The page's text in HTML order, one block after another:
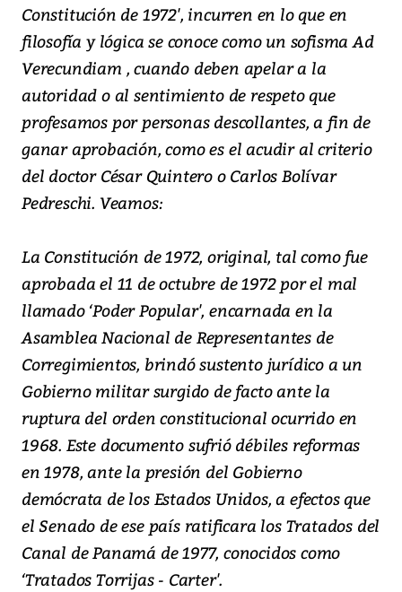
Constitución de 1972', incurren en lo que en
filosofía y lógica se conoce como un sofisma Ad
Verecundiam , cuando deben apelar a la
autoridad o al sentimiento de respeto que
profesamos por personas descollantes, a fin de
ganar aprobación, como es el acudir al criterio
del doctor César Quintero o Carlos Bolívar
Pedreschi. Veamos:
La Constitución de 1972, original, tal como fue
aprobada el 11 de octubre de 1972 por el mal
llamado ‘Poder Popular', encarnada en la
Asamblea Nacional de Representantes de
Corregimientos, brindó sustento jurídico a un
Gobierno militar surgido de facto ante la
ruptura del orden constitucional ocurrido en
1968. Este documento sufrió débiles reformas
en 1978, ante la presión del Gobierno
demócrata de los Estados Unidos, a efectos que
el Senado de ese país ratificara los Tratados del
Canal de Panamá de 1977, conocidos como
‘Tratados Torrijas - Carter'.